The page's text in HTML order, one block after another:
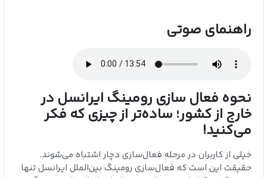
راهنمای صوتی
نحوه فعال سازی رومینگ ایرانسل در
خارج از کشور؛ ساده‌تر از چیزی که فکر
می‌کنید!
خیلی از کاربران در مرحله فعال‌سازی دچار اشتباه می‌شوند.
حقیقت این است که فعال‌سازی رومینگ بین‌الملل ایرانسل تنها